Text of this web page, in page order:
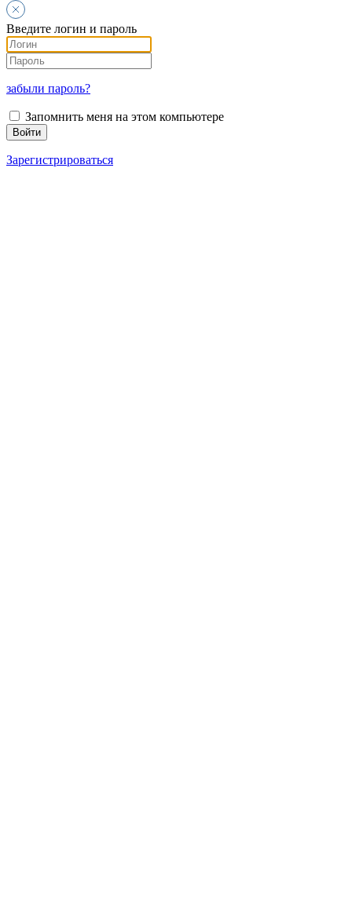
Введите логин и пароль
забыли пароль?
Запомнить меня на этом компьютере
Зарегистрироваться